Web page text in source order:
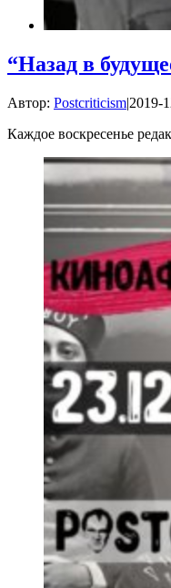
“Назад в
Автор: Postcriticism|2019-
Каждое воскресенье